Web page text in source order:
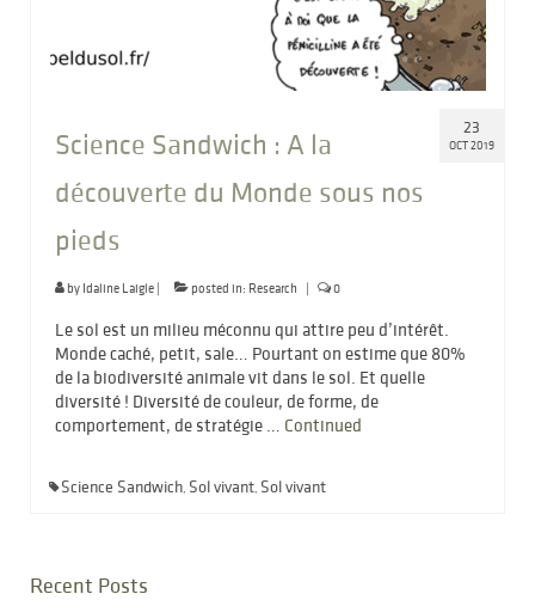
23
OCT 2019
Science Sandwich : A la
découverte du Monde sous nos
pieds
by Idaline Laigle | posted in: Research | 0
Le sol est un milieu méconnu qui attire peu d’intérêt.
Monde caché, petit, sale… Pourtant on estime que 80%
de la biodiversité animale vit dans le sol. Et quelle
diversité ! Diversité de couleur, de forme, de
comportement, de stratégie … Continued
Science Sandwich, Sol vivant, Sol vivant
Recent Posts